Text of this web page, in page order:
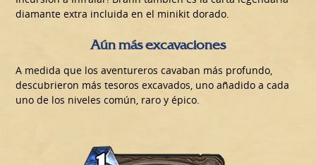
diamante extra incluida en el minikit dorado.
Aún más excavaciones
A medida que los aventureros cavaban más profundo,
descubrieron más tesoros excavados, uno añadido a cada
uno de los niveles común, raro y épico.